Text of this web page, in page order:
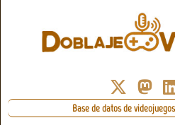
Base de datos de